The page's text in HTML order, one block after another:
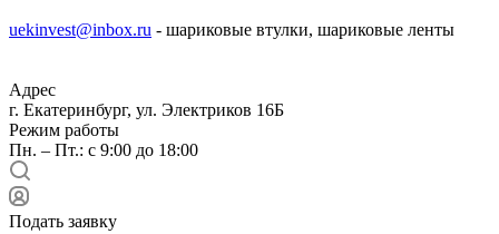
uekinvest@inbox.ru - шариковые втулки, шариковые ленты
Адрес
г. Екатеринбург, ул. Электриков 16Б
Режим работы
Пн. – Пт.: с 9:00 до 18:00
Подать заявку